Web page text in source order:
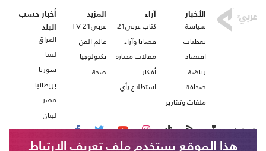
الأخبار
سياسة
تغطيات
اقتصاد
رياضة
صحافة
ملفات وتقارير
آراء
كتاب عربي21
قضايا وآراء
مقالات مختارة
أفكار
استطلاع رأي
المزيد
عربي21 TV
عالم الفن
تكنولوجيا
صحة
أخبار حسب
البلد
العراق
ليبيا
سوريا
بريطانيا
مصر
لبنان
تابعنا على
هذا الموقع يستخدم ملف تعريف الارتباط